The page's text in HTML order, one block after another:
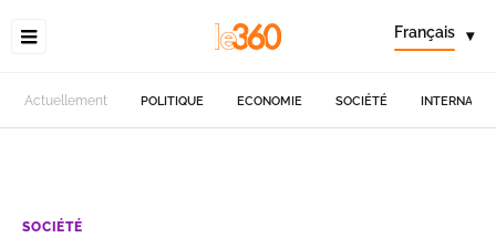
Français ▾
Actuellement POLITIQUE ECONOMIE SOCIÉTÉ
SOCIÉTÉ